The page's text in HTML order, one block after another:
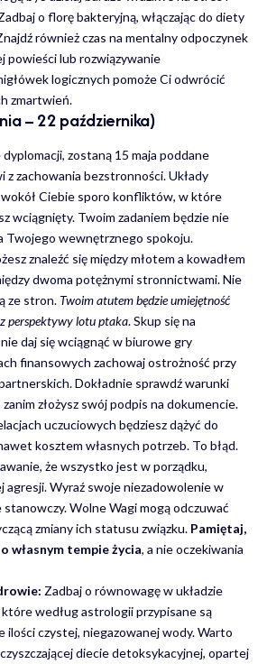
o florę bakteryjną, włączając do diety
również czas na mentalny odpoczynek
powieści lub rozwiązywanie
logicznych pomoże Ci odwrócić
zmartwień.
– 22 października)
zostaną 15 maja poddane
zachowania bezstronności. Układy
Ciebie sporo konfliktów, w które
wciągnięty. Twoim zadaniem będzie nie
Twojego wewnętrznego spokoju.
znaleźć się między młotem a kowadłem
dwoma potężnymi stronnictwami. Nie
ze stron. Twoim atutem będzie umiejętność
perspektywy lotu ptaka. Skup się na
daj się wciągnąć w biurowe gry
finansowych zachowaj ostrożność przy
Dokładnie sprawdź warunki
złożysz swój podpis na dokumencie.
uczuciowych będziesz dążyć do
kosztem własnych potrzeb. To błąd.
że wszystko jest w porządku,
agresji. Wyraź swoje niezadowolenie w
Wolne Wagi mogą odczuwać
zmiany ich statusu związku. Pamiętaj,
własnym tempie życia, a nie oczekiwania
Zadbaj o równowagę w układzie
według astrologii przypisane są
ilości czystej, niegazowanej wody. Warto
diecie detoksykacyjnej, opartej